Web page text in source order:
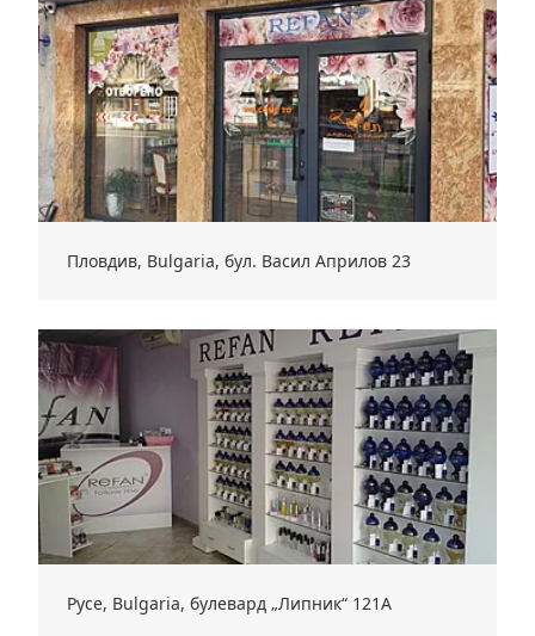
Пловдив, Bulgaria, бул. Васил Априлов 23
Русе, Bulgaria, булевард „Липник“ 121А